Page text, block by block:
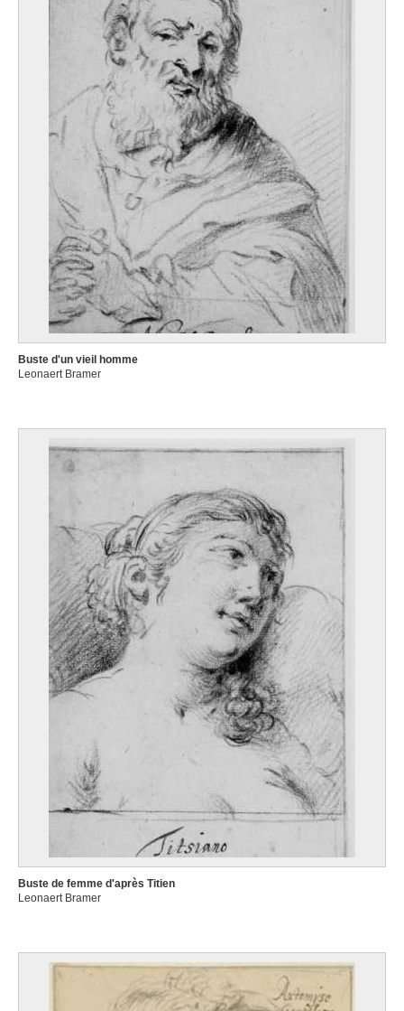
Buste d'un vieil homme
Leonaert Bramer
Buste de femme d'après Titien
Leonaert Bramer